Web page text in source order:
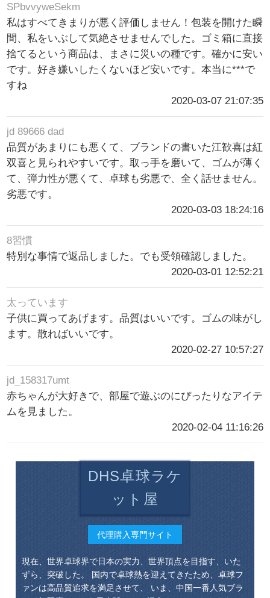
SPbvvyweSekm
私はすべてきまりが悪く評価しません！包装を開けた瞬
間、私をいぶして気絶させませんでした。ゴミ箱に直接
捨てるという商品は、まさに災いの種です。確かに安い
です。好き嫌いしたくないほど安いです。本当に***で
すね
2020-03-07 21:07:35
jd 89666 dad
品質があまりにも悪くて、ブランドの書いた江歓喜は紅
双喜と見られやすいです。取っ手を磨いて、ゴムが薄く
て、弾力性が悪くて、卓球も劣悪で、全く話せません。
劣悪です。
2020-03-03 18:24:16
8習慣
特別な事情で返品しました。でも受領確認しました。
2020-03-01 12:52:21
太っています
子供に買ってあげます。品質はいいです。ゴムの味がし
ます。散ればいいです。
2020-02-27 10:57:27
jd_158317umt
赤ちゃんが大好きで、部屋で遊ぶのにぴったりなアイテ
ムを見ました。
2020-02-04 11:16:26
DHS卓球ラケ
ット屋
代理購入専門サイト
現在、世界卓球界で日本の実力、世界頂点を目指す、いた
ずら、突破した。 国内で卓球熱を迎えてきたため、卓球フ
ァンは高品質追求を満足させて、 いま、中国一番人気ブラ